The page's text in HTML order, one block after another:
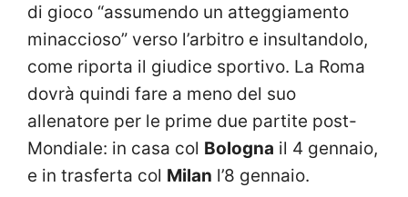
di gioco “assumendo un atteggiamento
minaccioso” verso l’arbitro e insultandolo,
come riporta il giudice sportivo. La Roma
dovrà quindi fare a meno del suo
allenatore per le prime due partite post-
Mondiale: in casa col Bologna il 4 gennaio,
e in trasferta col Milan l’8 gennaio.